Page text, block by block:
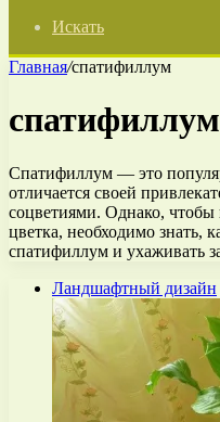
Искать
Главная/спатифиллум
спатифиллум
Спатифиллум — это
отличается своей
соцветиями. Однако, чтобы
цветка, необходимо знать,
спатифиллум и ухаживать
Ландшафтный дизайн